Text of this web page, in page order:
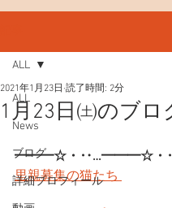
ALL
News
ブログ
詳細プロフィール
ALL
1月23日㈯のブロ
2021年1月23日 読了時間: 2分
━━━☆・‥…━━━☆
里親募集の猫たち